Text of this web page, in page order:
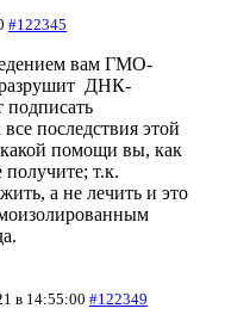
#122345
вам ГМО-
разрушит ДНК-
подписать
последствия этой
помощи вы, как
т.к.
а не лечить и это
в 14:55:00 #122349